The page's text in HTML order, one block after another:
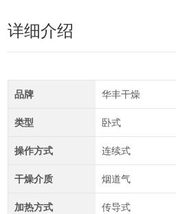
详细介绍
品牌 华丰干燥
类型 卧式
操作方式 连续式
干燥介质 烟道气
加热方式 传导式